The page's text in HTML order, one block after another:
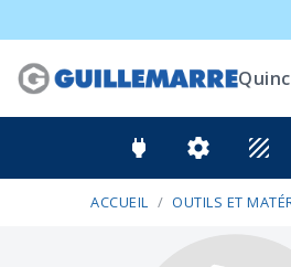
power settings texture
ACCUEIL OUTILS ET